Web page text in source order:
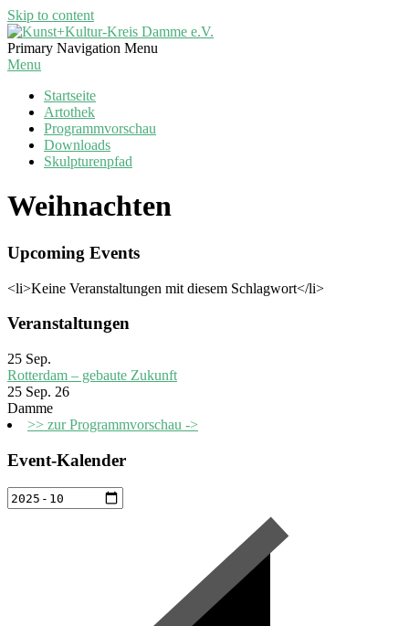
Skip to content
Kunst+Kultur-
Kreis
Primary Navigation Menu
Menu
Startseite
Artothek
Programmvorschau
Downloads
Skulpturenpfad
Weihnachten
Upcoming Events
<li>Keine Veranstaltungen mit diesem Schlagwort</li>
Veranstaltungen
25 Sep.
Rotterdam – gebaute Zukunft
25 Sep. 26
Damme
>> zur Programmvorschau ->
Event-Kalender